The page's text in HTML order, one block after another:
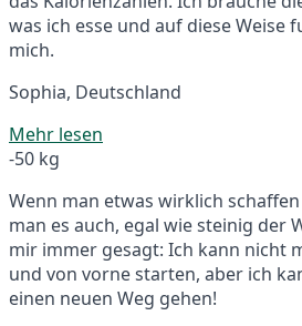
was ich esse und auf diese Weise
mich.
Sophia, Deutschland
Mehr lesen
-50 kg
Wenn man etwas wirklich
man es auch, egal wie steinig der
mir immer gesagt: Ich kann nicht
und von vorne starten, aber ich
einen neuen Weg gehen!